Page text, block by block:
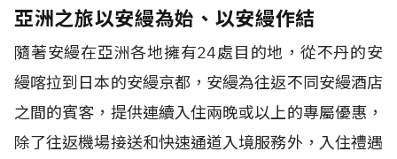
亞洲之旅以安縵為始、以安縵作結
隨著安縵在亞洲各地擁有24處目的地，從不丹的安
縵喀拉到日本的安縵京都，安縵為往返不同安縵酒店
之間的賓客，提供連續入住兩晚或以上的專屬優惠，
除了往返機場接送和快速通道入境服務外，入住禮遇